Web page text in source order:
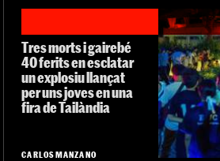
Tres morts i gairebé
40 ferits en esclatar
un explosiu llançat
per uns joves en una
fira de Tailàndia
CARLOS MANZANO